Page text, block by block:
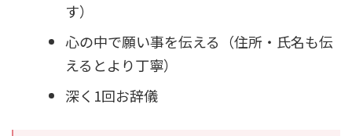
す）
心の中で願い事を伝える（住所・氏名も伝
えるとより丁寧）
深く1回お辞儀